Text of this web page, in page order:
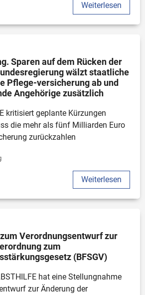
Weiterlesen
Sparen auf dem Rücken der
wälzt staatliche
Pflege-versicherung ab und
Angehörige zusätzlich
kritisiert geplante Kürzungen
die mehr als fünf Milliarden Euro
zurückzahlen
Weiterlesen
Verordnungsentwurf zur
zum
(BFSGV)
hat eine Stellungnahme
zur Änderung der